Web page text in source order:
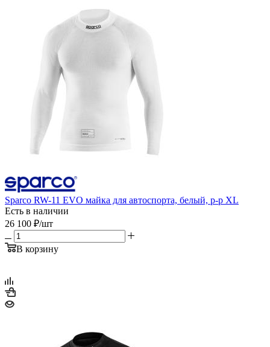
Sparco RW-11 EVO майка для автоспорта, белый, р-р XL
Есть в наличии
26 100 ₽/шт
В корзину